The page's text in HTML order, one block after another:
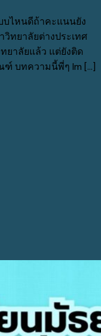
บบไหนดีถ้าคะแนนยัง
ทยาลัยต่างประเทศ
ยาลัยแล้ว แต่ยังติด
บทความนี้พี่ๆ Im [...]